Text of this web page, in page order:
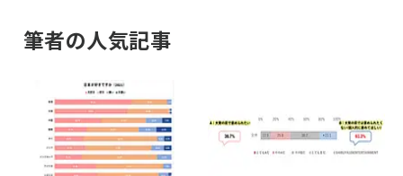
筆者の人気記事